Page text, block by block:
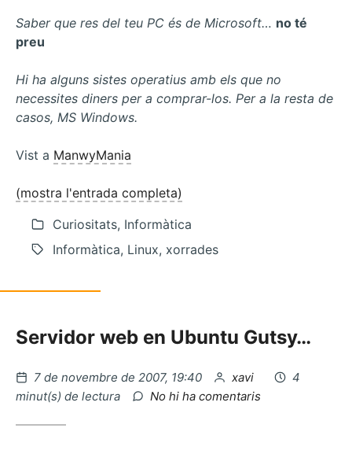
Saber que res del teu PC és de Microsoft… no té
preu
Hi ha alguns sistes operatius amb els que no
necessites diners per a comprar-los. Per a la resta de
casos, MS Windows.
Vist a ManwyMania
(mostra l'entrada completa)
Curiositats, Informàtica
Informàtica, Linux, xorrades
Servidor web en Ubuntu Gutsy…
Publicat
el
7 de novembre de 2007, 19:40 per
xavi
4
minut(s) de lectura
No hi ha comentaris